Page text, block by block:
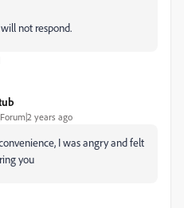
not respond.
years ago
I was angry and felt
you